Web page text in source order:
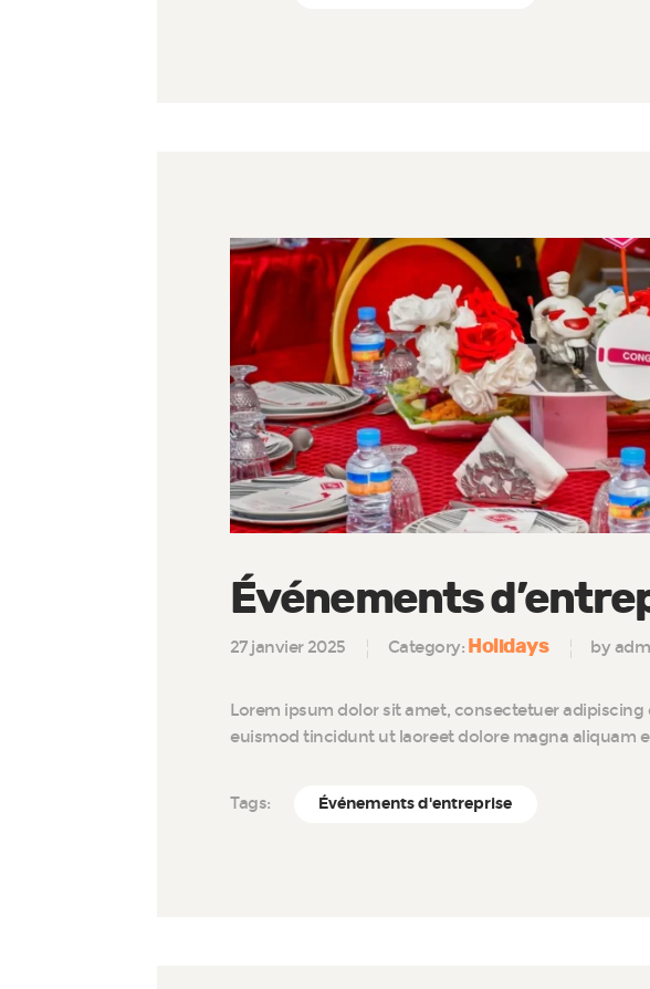
Événements
27 janvier 2025 Category: Holidays by
Lorem ipsum dolor sit amet, consectetuer
euismod tincidunt ut laoreet dolore magna aliquam
Tags: Événements d'entreprise